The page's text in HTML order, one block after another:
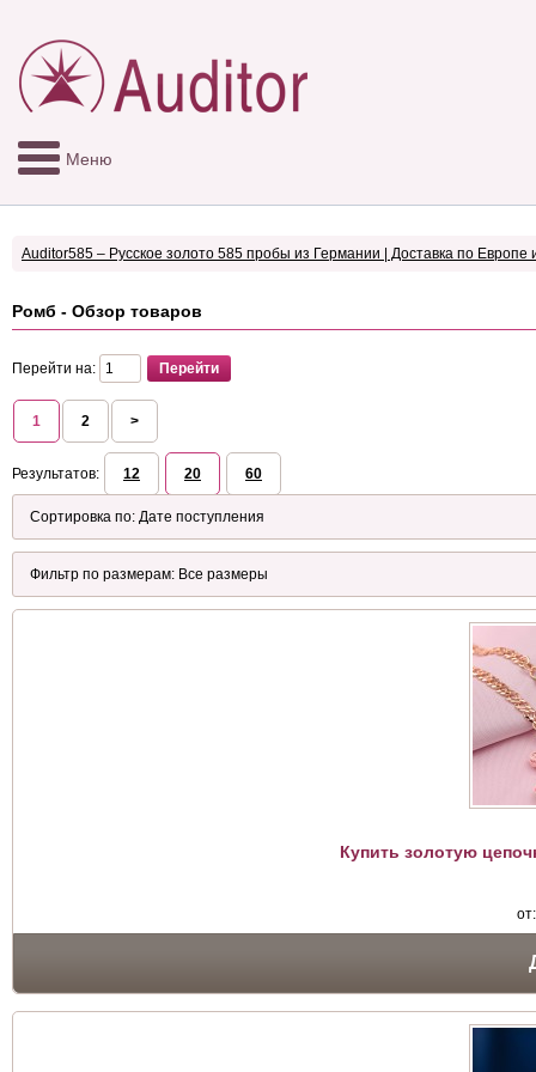
Меню
Auditor585 – Русское золото 585 пробы из Германии | Доставка по Европе
Ромб - Обзор товаров
Перейти на:
1 2 >
Результатов: 12 20 60
Купить золотую